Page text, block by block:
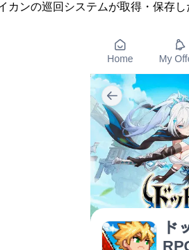
カンの巡回システムが取得・保存